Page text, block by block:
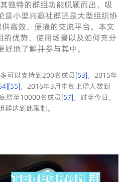
独特的群组功能脱颖而出，吸
是小型兴趣社群还是大型组织协
高效、便捷的交流平台。本文
优势、使用场景以及如何充分
地了解并参与其中。
可以支持到200名成员[53]，2015年
][55]，2016年3月中旬上增人数到
增至10000名成员[57]，时至今日，
达到此限制。